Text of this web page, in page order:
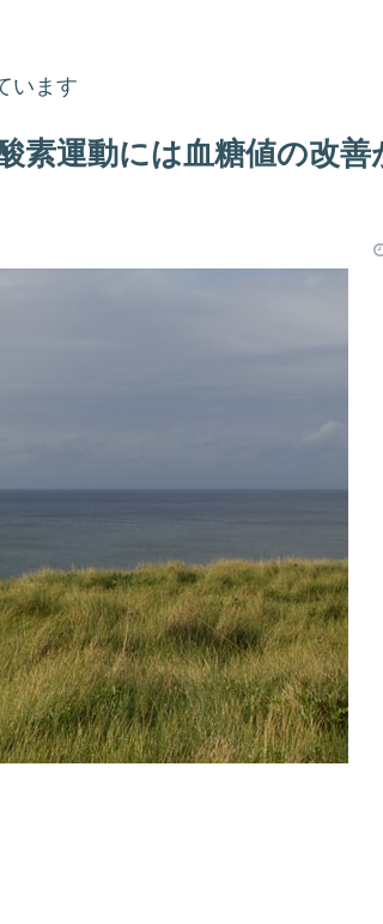
います
素運動には血糖値の改善